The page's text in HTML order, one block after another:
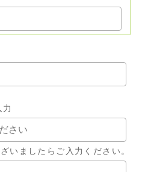
いましたらご入力ください。